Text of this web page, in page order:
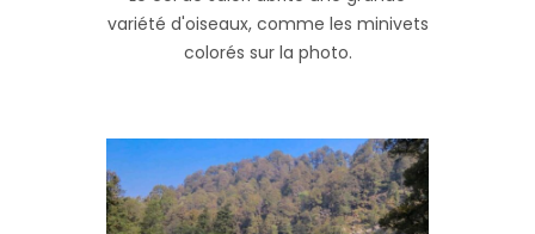
variété d'oiseaux, comme les minivets
colorés sur la photo.